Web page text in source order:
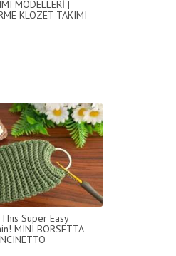
MODELLERİ |
KLOZET TAKIMI
Super Easy
MINI BORSETTA